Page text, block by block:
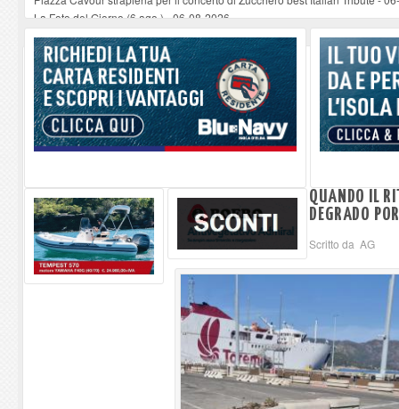
La Foto del Giorno (6 ago.)-06-08-2026
Capraia, dai fondali riemergono rifiuti di oltre 40 anni fa
05-08-2026
Sulla spiaggia di Marciana Marina prove di salvataggio e primo soccorso
Rotta Elba–Bali: il viaggio impossibile di Moira Lena Tassi approda al
QUANDO IL
DEGRADO
Scritto da AG